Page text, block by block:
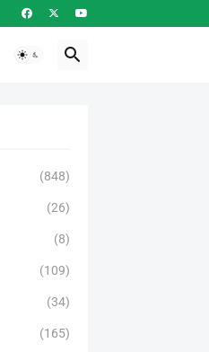
(848)
(26)
(8)
(109)
(34)
(165)